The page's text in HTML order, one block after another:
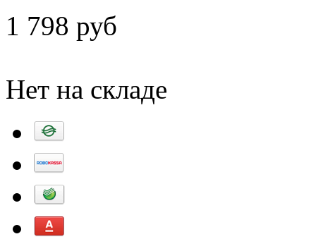
1 798 руб
Нет на складе